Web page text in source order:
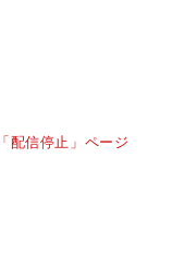
配信停止」ページ